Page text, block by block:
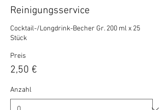
Reinigungsservice
Cocktail-/Longdrink-Becher Gr. 200 ml x 25
Stück
Preis
2,50 €
Anzahl